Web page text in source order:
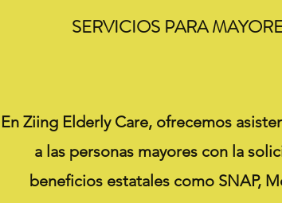
SERVICIOS PARA
En Ziing Elderly Care, ofrecemos
a las personas mayores con la
beneficios estatales como SNAP,